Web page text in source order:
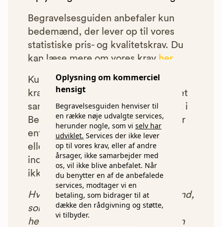
Oplysning om kommerciel
hensigt
Begravelsesguiden henviser til
en række nøje udvalgte services,
herunder nogle, som vi selv har
udviklet. Services der ikke lever
op til vores krav, eller af andre
årsager, ikke samarbejder med
os, vil ikke blive anbefalet. Når
du benytter en af de anbefalede
services, modtager vi en
betaling, som bidrager til at
dække den rådgivning og støtte,
vi tilbyder.
Begravelsesguiden anbefaler kun
bedemænd, der lever op til vores
statistiske pris- og kvalitetskrav. Du
kan læse mere om vores krav her.
Kun bedemænd der lever op til
kravene har mulighed for at indgå et
samarbejde med os om at blive vist i
Begravelsesguiden. Bedemænd der
enten ikke lever op til vores krav,
eller som af andre årsager ikke har
indgået et samarbejde med os, vil
ikke blive vist i vores anbefalinger.
Hver gang du benytter en bedemand,
som vi har godkendt, anbefalet og
henvist dig til, betaler bedemanden